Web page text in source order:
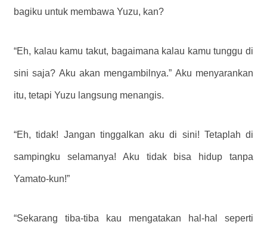
bagiku untuk membawa Yuzu, kan?
“Eh, kalau kamu takut, bagaimana kalau kamu tunggu di
sini saja? Aku akan mengambilnya.” Aku menyarankan
itu, tetapi Yuzu langsung menangis.
“Eh, tidak! Jangan tinggalkan aku di sini! Tetaplah di
sampingku selamanya! Aku tidak bisa hidup tanpa
Yamato-kun!”
“Sekarang tiba-tiba kau mengatakan hal-hal seperti